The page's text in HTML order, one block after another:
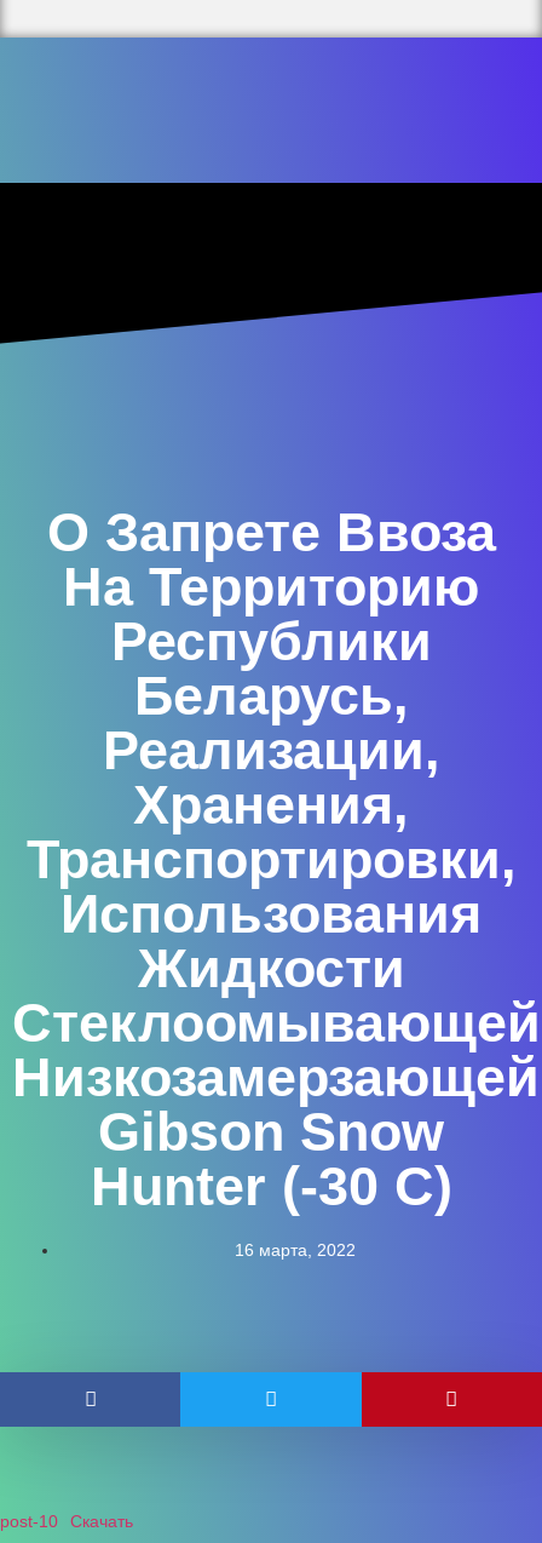
О Запрете Ввоза
На Территорию
Республики
Беларусь,
Реализации,
Хранения,
Транспортировки,
Использования
Жидкости
Стеклоомывающей
Низкозамерзающей
Gibson Snow
Hunter (-30 С)
16 марта, 2022
post-10 Скачать